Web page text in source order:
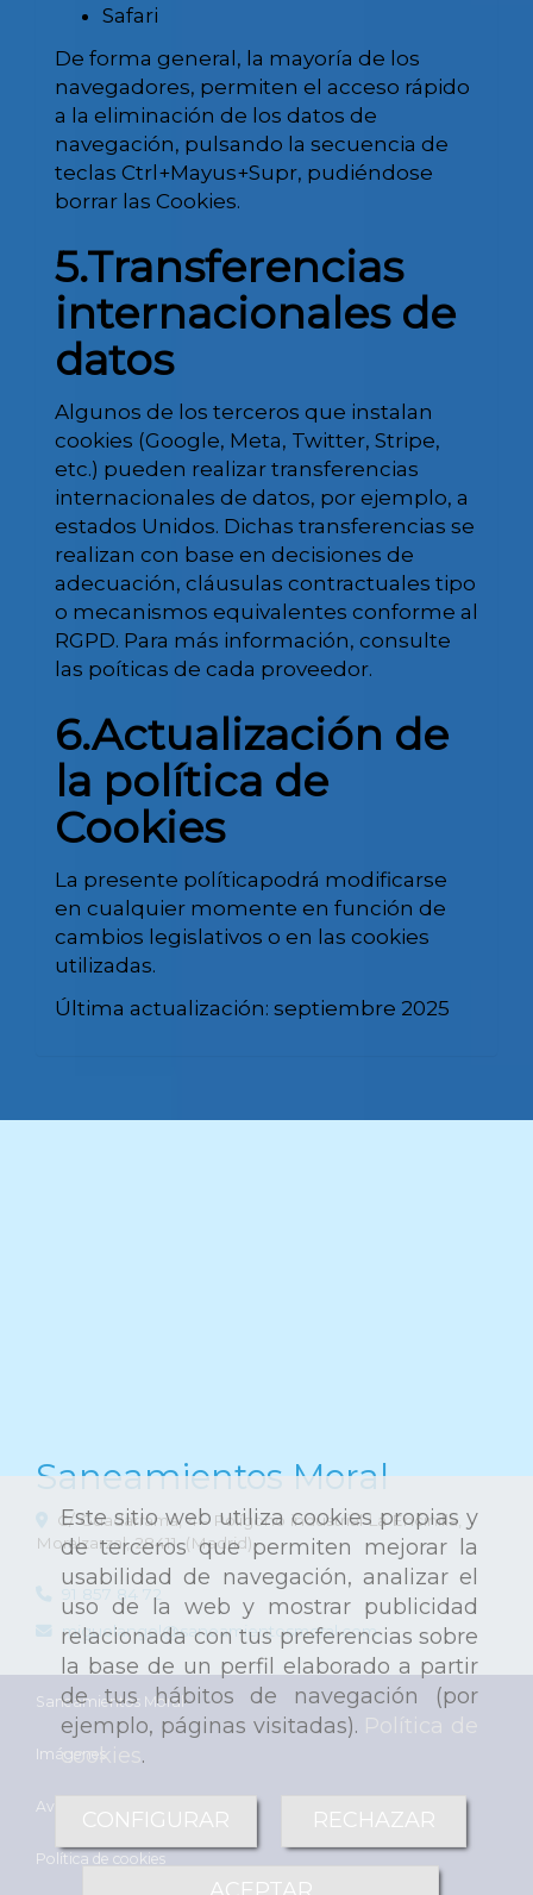
Este sitio web utiliza cookies propias y
de terceros que permiten mejorar la
usabilidad de navegación, analizar el
uso de la web y mostrar publicidad
relacionada con tus preferencias sobre
la base de un perfil elaborado a partir
de tus hábitos de navegación (por
ejemplo, páginas visitadas).
cookies .
CONFIGURAR RECHAZAR
Safari
De forma general, la mayoría de los
navegadores, permiten el acceso rápido
a la eliminación de los datos de
navegación, pulsando la secuencia de
teclas Ctrl+Mayus+Supr, pudiéndose
borrar las Cookies.
5.Transferencias
internacionales de
datos
Algunos de los terceros que instalan
cookies (Google, Meta, Twitter, Stripe,
etc.) pueden realizar transferencias
internacionales de datos, por ejemplo, a
estados Unidos. Dichas transferencias se
realizan con base en decisiones de
adecuación, cláusulas contractuales tipo
o mecanismos equivalentes conforme al
RGPD. Para más información, consulte
las poíticas de cada proveedor.
6.Actualización de
la política de
Cookies
La presente políticapodrá modificarse
en cualquier momente en función de
cambios legislativos o en las cookies
utilizadas.
Última actualización: septiembre 2025
Saneamientos Moral
C/ Guadarrama, 4 - Polígono industrial La Encinilla,
Moralzarzal,28411,(Madrid)
91 857 84 72
miguelangel
saneamientosmoral.com
Saneamientos Moral
Imágenes
Aviso Legal
Política de cookies